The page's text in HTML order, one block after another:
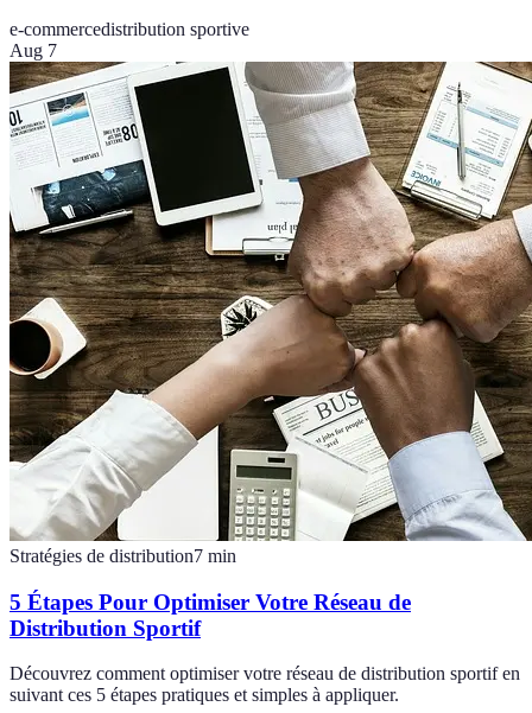
e-commercedistribution sportive
Aug 7
Stratégies de distribution7 min
5 Étapes Pour Optimiser Votre Réseau de
Distribution Sportif
Découvrez comment optimiser votre réseau de distribution sportif en
suivant ces 5 étapes pratiques et simples à appliquer.